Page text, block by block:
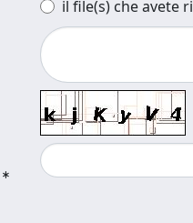
il file(s) che avete